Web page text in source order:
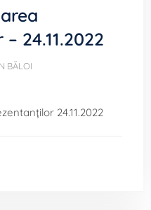
24.11.2022
BĂLOI
24.11.2022